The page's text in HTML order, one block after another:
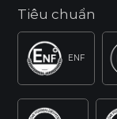
Tiêu chuẩn
ENF